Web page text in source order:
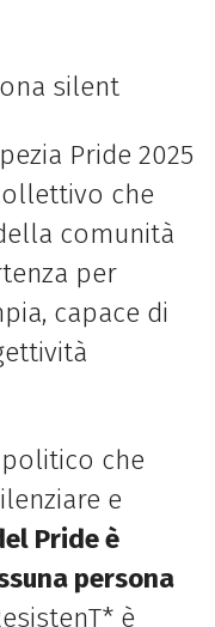
silent
Pride 2025
che
comunità
per
capace di
che
e
Pride è
persona
è